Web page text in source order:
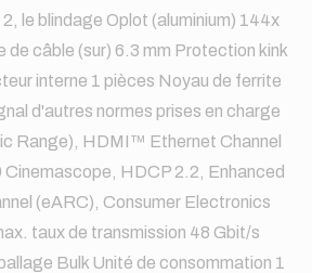
le blindage Oplot (aluminium) 144x
de câble (sur) 6.3 mm Protection kink
interne 1 pièces Noyau de ferrite
d'autres normes prises en charge
Range), HDMI™ Ethernet Channel
HDCP 2.2, Enhanced
(eARC), Consumer Electronics
taux de transmission 48 Gbit/s
Bulk Unité de consommation 1